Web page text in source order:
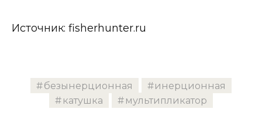
Источник: fisherhunter.ru
безынерционная
инерционная
катушка
мультипликатор